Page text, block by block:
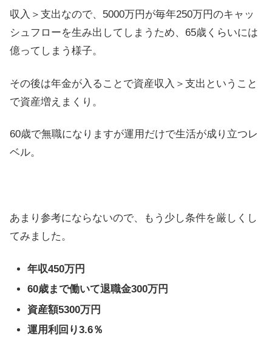
収入＞支出なので、5000万円が毎年250万円のキャッ
シュフローを生み出してしまうため、65歳くらいには
億ってしまう様子。
その後は年金が入ることで資産収入＞支出ということ
で資産増えまくり。
60歳で無職になりますが運用だけで生活が成り立つレ
ベル。
あまり参考にならないので、もう少し条件を厳しくし
てみました。
年収450万円
60歳まで働いて退職金300万円
資産額5300万円
運用利回り3.6％